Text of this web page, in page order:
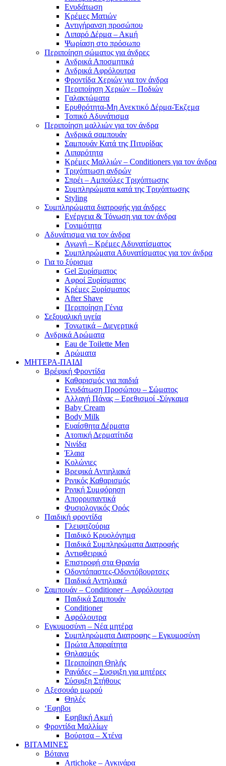
Ενυδάτωση
Κρέμες Ματιών
Αντιγήρανση προσώπου
Λιπαρό Δέρμα – Ακμή
Ψωρίαση στο πρόσωπο
Περιποίηση σώματος για άνδρες
Ανδρικά Αποσμητικά
Ανδρικά Αφρόλουτρα
Φροντίδα Χεριών για τον άνδρα
Περιποίηση Χεριών – Ποδιών
Γαλακτώματα
Ερυθρότητα-Μη Ανεκτικό Δέρμα-Έκζεμα
Τοπικό Αδυνάτισμα
Περιποίηση μαλλιών για τον άνδρα
Ανδρικά σαμπουάν
Σαμπουάν Κατά της Πιτυρίδας
Λιπαρότητα
Κρέμες Μαλλιών – Conditioners για τον άνδρα
Τριχόπτωση ανδρών
Σπρέι – Αμπούλες Τριχόπτωσης
Συμπληρώματα κατά της Τριχόπτωσης
Styling
Συμπληρώματα διατροφής για άνδρες
Ενέργεια & Τόνωση για τον άνδρα
Γονιμότητα
Αδυνάτισμα για τον άνδρα
Αγωγή – Κρέμες Αδυνατίσματος
Συμπληρώματα Αδυνατίσματος για τον άνδρα
Για το ξύρισμα
Gel Ξυρίσματος
Αφροί Ξυρίσματος
Κρέμες Ξυρίσματος
After Shave
Περιποίηση Γένια
Σεξουαλική υγεία
Τονωτικά – Διεγερτικά
Ανδρικά Αρώματα
Eau de Toilette Men
Αρώματα
ΜΗΤΕΡΑ-ΠΑΙΔΙ
Βρέφική Φροντίδα
Καθαρισμός για παιδιά
Ενυδάτωση Προσώπου – Σώματος
Αλλαγή Πάνας – Ερεθισμοί -Σύγκαμα
Baby Cream
Body Milk
Ευαίσθητα Δέρματα
Ατοπική Δερματίτιδα
Νινίδα
Έλαια
Κολώνιες
Βρεφικά Αντιηλιακά
Ρινικός Καθαρισμός
Ρινική Συμφόρηση
Απορρυπαντικά
Φυσιολογικός Ορός
Παιδική φροντίδα
Γλειφιτζούρια
Παιδικό Κρυολόγημα
Παιδικά Συμπληρώματα Διατροφής
Αντιφθειρικό
Επιστροφή στα Θρανία
Οδοντόπαστες-Οδοντόβουρτσες
Παιδικά Αντηλιακά
Σαμπουάν – Conditioner – Αφρόλουτρα
Παιδικά Σαμπουάν
Conditioner
Αφρόλουτρα
Εγκυμοσύνη – Νέα μητέρα
Συμπληρώματα Διατροφης – Εγκυμοσύνη
Πρώτα Απαραίτητα
Θηλασμός
Περιποίηση Θηλής
Ραγάδες – Συσφιξη για μητέρες
Σύσφιξη Στήθους
Αξεσουάρ μωρού
Θηλές
‘Εφηβοι
Εφηβική Ακμή
Φροντίδα Μαλλίων
Βούρτσα – Χτένα
ΒΙΤΑΜΙΝΕΣ
Βότανα
Artichoke – Αγκινάρα